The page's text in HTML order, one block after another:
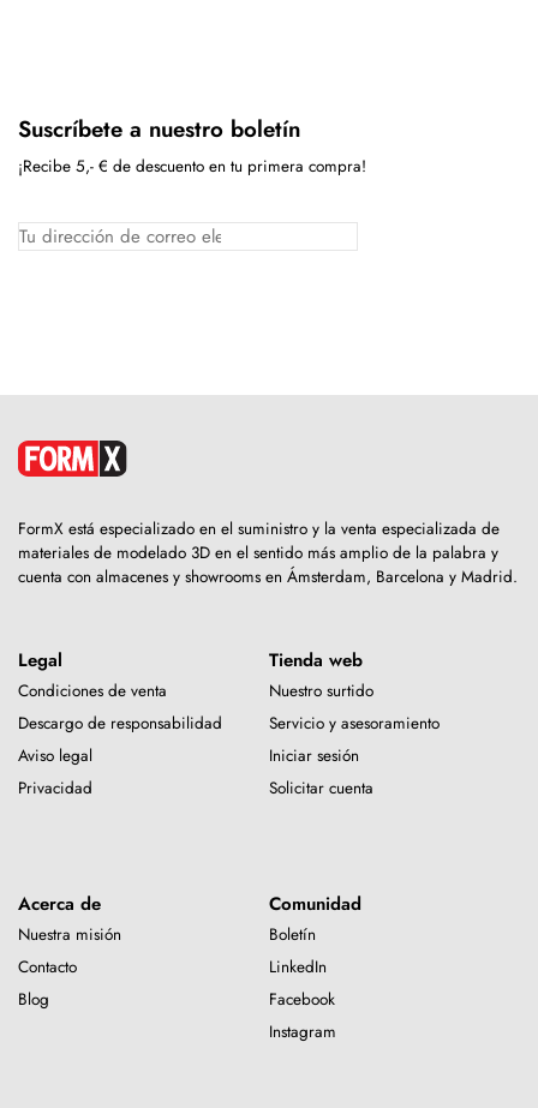
Suscríbete a nuestro boletín
¡Recibe 5,- € de descuento en tu primera compra!
FormX está especializado en el suministro y la venta especializada de
materiales de modelado 3D en el sentido más amplio de la palabra y
cuenta con almacenes y showrooms en Ámsterdam, Barcelona y Madrid.
Legal
Condiciones de venta
Descargo de responsabilidad
Aviso legal
Privacidad
Tienda web
Nuestro surtido
Servicio y asesoramiento
Iniciar sesión
Solicitar cuenta
Acerca de
Nuestra misión
Contacto
Blog
Comunidad
Boletín
LinkedIn
Facebook
Instagram